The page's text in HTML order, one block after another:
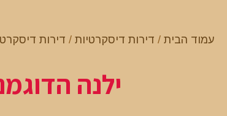
עמוד הבית / דירות דיסקרטיות / דירות
ילנה